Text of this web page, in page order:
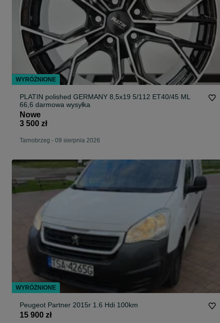
PLATIN polished GERMANY 8,5x19 5/112 ET40/45 ML
66,6 darmowa wysyłka
Nowe
3 500 zł
Tarnobrzeg - 09 sierpnia 2026
Peugeot Partner 2015r 1.6 Hdi 100km
15 900 zł
WYRÓŻNIONE
WYRÓŻNIONE